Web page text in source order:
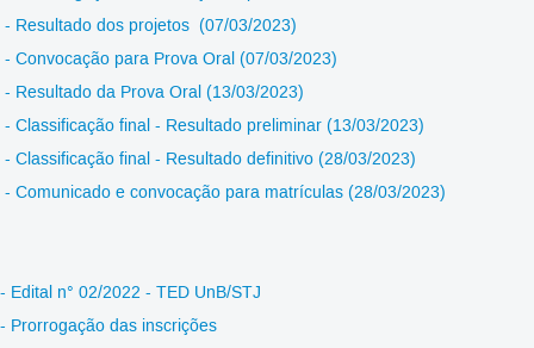
- Resultado dos projetos (07/03/2023)
- Convocação para Prova Oral (07/03/2023)
- Resultado da Prova Oral (13/03/2023)
- Classificação final - Resultado preliminar (13/03/2023)
- Classificação final - Resultado definitivo (28/03/2023)
- Comunicado e convocação para matrículas (28/03/2023)
- Edital n° 02/2022 - TED UnB/STJ
- Prorrogação das inscrições